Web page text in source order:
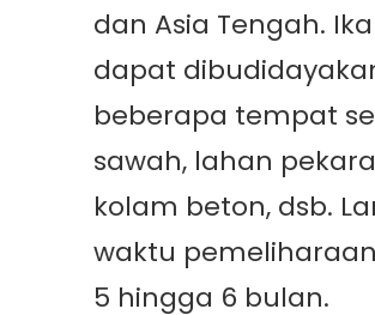
dan Asia Tengah.
dapat
beberapa tempat
sawah, lahan
kolam beton, dsb.
waktu
5 hingga 6 bulan.